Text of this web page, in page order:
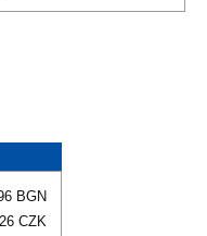
BGN
CZK